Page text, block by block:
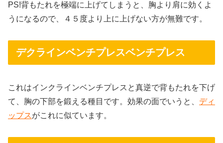
PS!背もたれを極端に上げてしまうと、胸より肩に効くよ
うになるので、４５度より上に上げない方が無難です。
デクラインベンチプレスベンチプレス
これはインクラインベンチプレスと真逆で背もたれを下げ
て、胸の下部を鍛える種目です。効果の面でいうと、 ディ
ップスがこれに似ています。